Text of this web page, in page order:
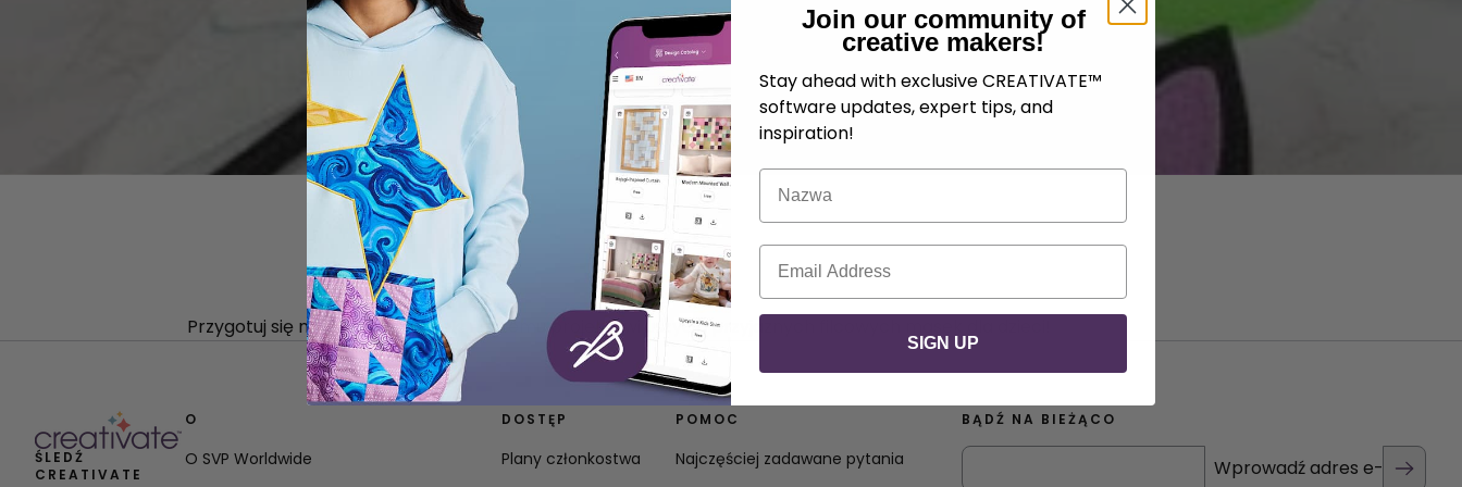
Przygotuj się na Halloween dzięki naszemu projektowi uszycia przyjaznych filcowych masek dla dzieci!
ŚLEDŹ
CREATIVATE
O
O SVP Worldwide
DOSTĘP
Plany członkostwa
POMOC
Najczęściej zadawane pytania
BĄDŹ NA BIEŻĄCO
Wprowadź adres e-
Join our community of
creative makers!
Stay ahead with exclusive CREATIVATE™
software updates, expert tips, and
inspiration!
Nazwa
E-mail
SIGN UP